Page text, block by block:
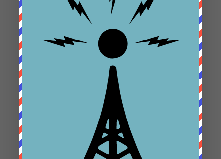
Sonntagsbrunch einzuladen! Geniessen Sie
ab 10.00 Uhr ein reichhaltiges Buffet für 50
CHF pro Erwachsenem und 10 CHF für
Kinder im Alter von 5 bis 12 Jahren. Der
Eintritt zur Kunstausstellung ist frei.
Während des Brunchs bieten...